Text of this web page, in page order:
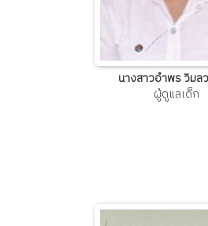
นางสาวอำพร วิมล
ผู้ดูแลเด็ก